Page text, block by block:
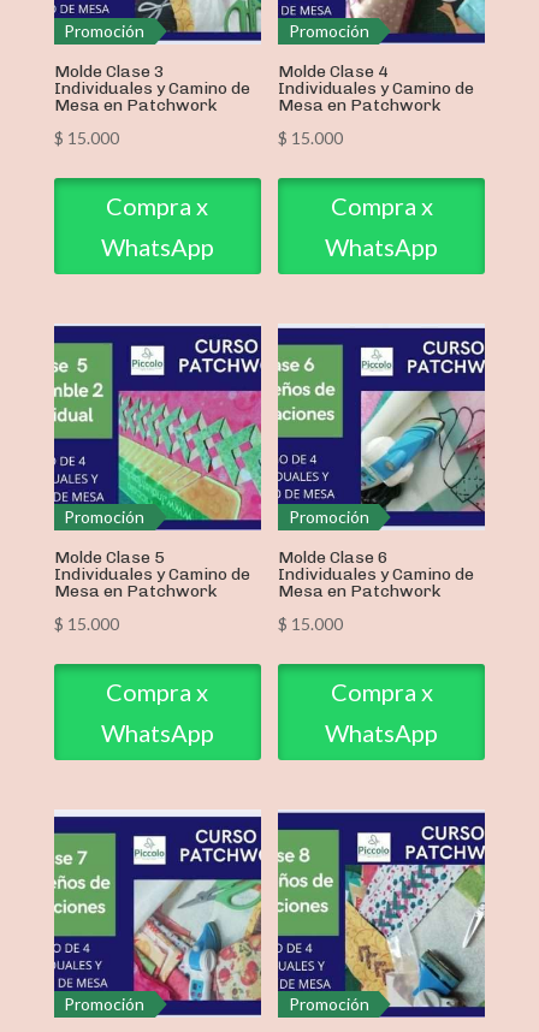
Promoción
Molde Clase 3
Individuales y Camino de
Mesa en Patchwork
$ 15.000
Compra x
WhatsApp
Promoción
Molde Clase 4
Individuales y Camino de
Mesa en Patchwork
$ 15.000
Compra x
WhatsApp
Promoción
Molde Clase 5
Individuales y Camino de
Mesa en Patchwork
$ 15.000
Compra x
WhatsApp
Promoción
Molde Clase 6
Individuales y Camino de
Mesa en Patchwork
$ 15.000
Compra x
WhatsApp
Promoción
Promoción